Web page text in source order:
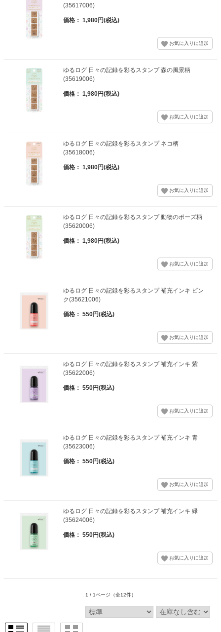
(35617006)
価格： 1,980円(税込)
ゆるログ 日々の記録を彩るスタンプ 森の風景柄
(35619006)
価格： 1,980円(税込)
ゆるログ 日々の記録を彩るスタンプ ネコ柄
(35618006)
価格： 1,980円(税込)
ゆるログ 日々の記録を彩るスタンプ 動物のポーズ柄
(35620006)
価格： 1,980円(税込)
ゆるログ 日々の記録を彩るスタンプ 補充インキ ピン
ク(35621006)
価格： 550円(税込)
ゆるログ 日々の記録を彩るスタンプ 補充インキ 紫
(35622006)
価格： 550円(税込)
ゆるログ 日々の記録を彩るスタンプ 補充インキ 青
(35623006)
価格： 550円(税込)
ゆるログ 日々の記録を彩るスタンプ 補充インキ 緑
(35624006)
価格： 550円(税込)
1 / 1ページ （全12件）